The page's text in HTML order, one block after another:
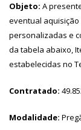
Objeto: A
eventual aquisição
personalizadas e
da tabela abaixo,
estabelecidas no
Contratado:
Modalidade: